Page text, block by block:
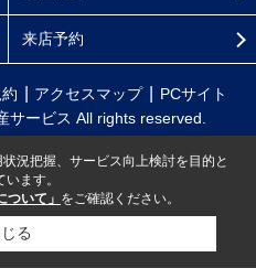
来店予約
アクセスマップ
PCサイト
サービス All rights reserved.
況把握、サービス向上検討を目的と
ます。
ついて」 をご確認ください。
る